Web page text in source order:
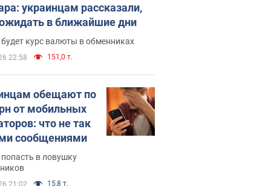
украинцам рассказали,
в ближайшие дни
курс валюты в обменниках
22:58 151,0 т.
обещают по
от мобильных
что не так
сообщениями
попасть в ловушку
21:02 15,8 т.